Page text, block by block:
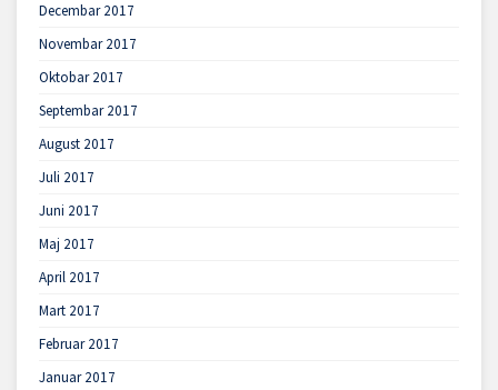
Decembar 2017
Novembar 2017
Oktobar 2017
Septembar 2017
August 2017
Juli 2017
Juni 2017
Maj 2017
April 2017
Mart 2017
Februar 2017
Januar 2017